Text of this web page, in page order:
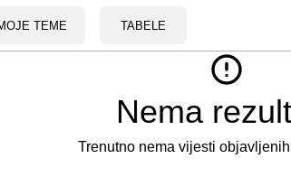
TEME TABELE
Nema
Trenutno nema vijesti